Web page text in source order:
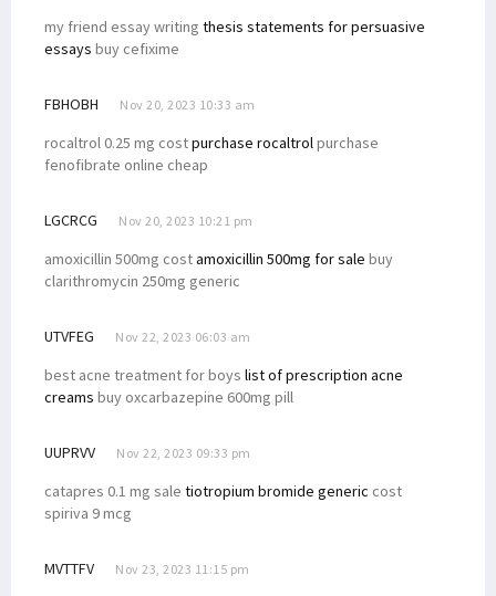
my friend essay writing thesis statements for persuasive
essays buy cefixime
FBHOBH Nov 20, 2023 10:33 am
rocaltrol 0.25 mg costpurchase rocaltrolpurchase
fenofibrate online cheap
LGCRCG Nov 20, 2023 10:21 pm
amoxicillin 500mg costamoxicillin 500mg for sale buy
clarithromycin 250mg generic
UTVFEG Nov 22, 2023 06:03 am
best acne treatment for boys list of prescription acne
creams buy oxcarbazepine 600mg pill
UUPRVV Nov 22, 2023 09:33 pm
catapres 0.1 mg sale tiotropium bromide generic cost
spiriva 9 mcg
MVTTFV Nov 23, 2023 11:15 pm